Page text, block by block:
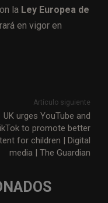
la Ley Europea de
en vigor en
Artículo siguiente
UK urges YouTube and
to promote better
for children | Digital
media | The Guardian